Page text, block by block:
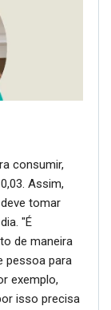
consumir,
Assim,
tomar
"É
de maneira
pessoa para
exemplo,
isso precisa